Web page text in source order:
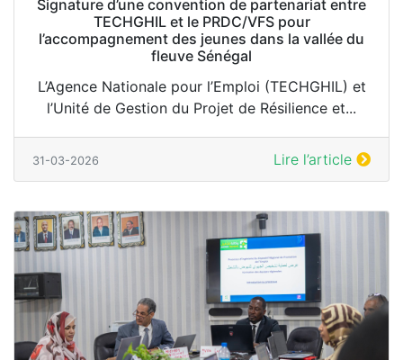
Signature d’une convention de partenariat entre
TECHGHIL et le PRDC/VFS pour
l’accompagnement des jeunes dans la vallée du
fleuve Sénégal
L’Agence Nationale pour l’Emploi (TECHGHIL) et
l’Unité de Gestion du Projet de Résilience et...
31-03-2026 Lire l’article